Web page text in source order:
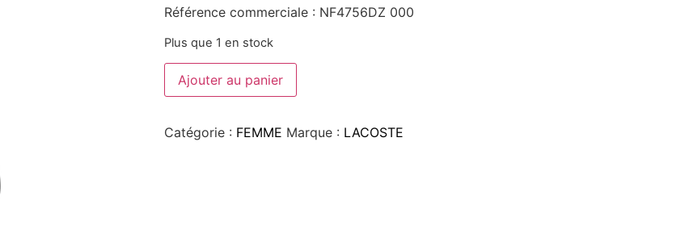
Référence commerciale : NF4756DZ 000
Plus que 1 en stock
Ajouter au panier
Catégorie : FEMME Marque : LACOSTE